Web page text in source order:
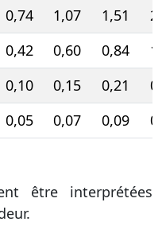
0,74 1,07 1,51
0,42 0,60 0,84
0,10 0,15 0,21
0,05 0,07 0,09
être interprétées